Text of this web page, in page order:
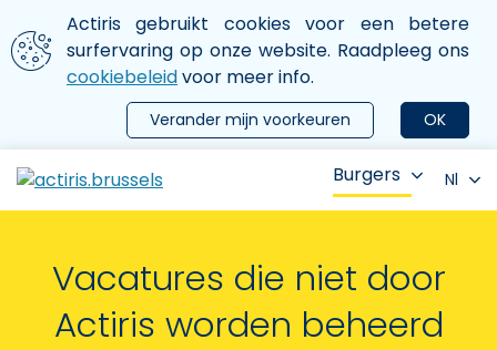
Aller au contenu principal
We gebruiken cookies
Actiris gebruikt cookies voor een betere
surfervaring op onze website. Raadpleeg ons
cookiebeleidvoor meer info.
OK
Verander mijn voorkeuren
le menu
Burgers Nl
Vacatures die niet door
Actiris worden beheerd